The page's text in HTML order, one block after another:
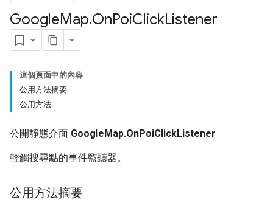
GoogleMap.OnPoiClickListener
這個頁面中的內容
公用方法摘要
公用方法
公開靜態介面 GoogleMap.OnPoiClickListener
輕觸搜尋點的事件監聽器。
公用方法摘要